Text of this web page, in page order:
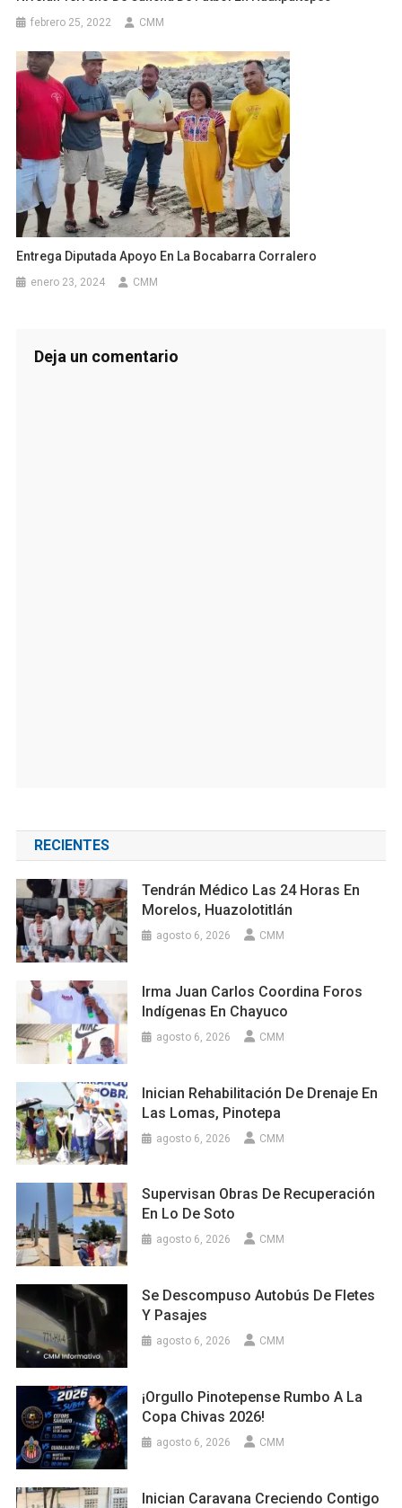
febrero 25, 2022 CMM
Entrega Diputada Apoyo En La Bocabarra Corralero
enero 23, 2024 CMM
Deja un comentario
RECIENTES
Tendrán Médico Las 24 Horas En
Morelos, Huazolotitlán
agosto 6, 2026 CMM
Irma Juan Carlos Coordina Foros
Indígenas En Chayuco
agosto 6, 2026 CMM
Inician Rehabilitación De Drenaje En
Las Lomas, Pinotepa
agosto 6, 2026 CMM
Supervisan Obras De Recuperación
En Lo De Soto
agosto 6, 2026 CMM
Se Descompuso Autobús De Fletes
Y Pasajes
agosto 6, 2026 CMM
¡Orgullo Pinotepense Rumbo A La
Copa Chivas 2026!
agosto 6, 2026 CMM
Inician Caravana Creciendo Contigo